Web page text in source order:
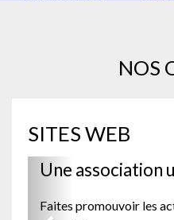
NOS
SITES WEB
Une association
Faites promouvoir les
Previous